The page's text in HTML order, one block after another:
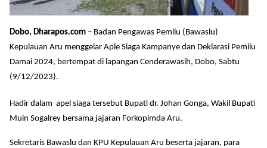
Dobo, Dharapos.com – Badan Pengawas Pemilu (Bawaslu)
Kepulauan Aru menggelar Aple Siaga Kampanye dan Deklarasi Pemilu
Damai 2024, bertempat di lapangan Cenderawasih, Dobo, Sabtu
(9/12/2023).
Hadir dalam apel siaga tersebut Bupati dr. Johan Gonga, Wakil Bupati
Muin Sogalrey bersama jajaran Forkopimda Aru.
Sekretaris Bawaslu dan KPU Kepulauan Aru beserta jajaran, para